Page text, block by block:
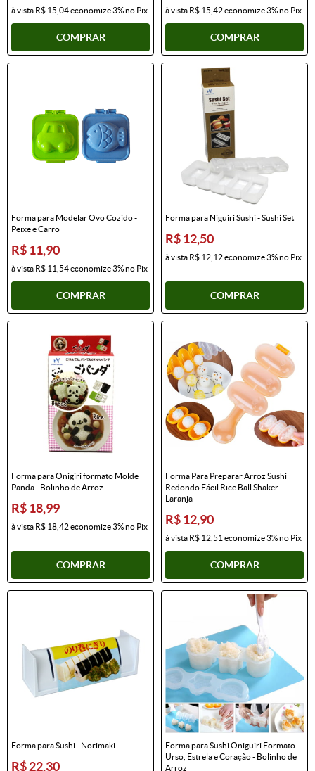
à vista R$ 15,04economize3%no Pix
COMPRAR
à vista R$ 15,42economize3%no Pix
COMPRAR
Forma para Modelar Ovo Cozido -
Peixe e Carro
R$ 11,90
à vista R$ 11,54economize3%no Pix
COMPRAR
Forma para Niguiri Sushi - Sushi Set
R$ 12,50
à vista R$ 12,12economize3%no Pix
COMPRAR
Forma para Onigiri formato Molde
Panda - Bolinho de Arroz
R$ 18,99
à vista R$ 18,42economize3%no Pix
COMPRAR
Forma Para Preparar Arroz Sushi
Redondo Fácil Rice Ball Shaker -
Laranja
R$ 12,90
à vista R$ 12,51 economize3%no Pix
COMPRAR
Forma para Sushi - Norimaki
R$ 22,30
Forma para Sushi Oniguiri Formato
Urso, Estrela e Coração - Bolinho de
Arroz